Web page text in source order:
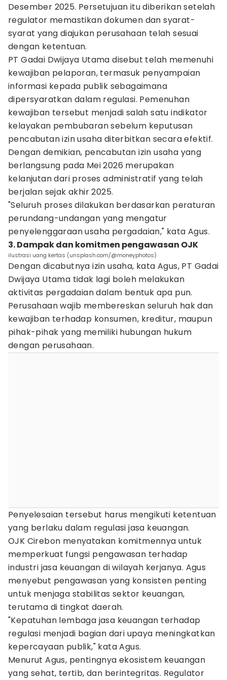
Desember 2025. Persetujuan itu diberikan setelah
regulator memastikan dokumen dan syarat-
syarat yang diajukan perusahaan telah sesuai
dengan ketentuan.
PT Gadai Dwijaya Utama disebut telah memenuhi
kewajiban pelaporan, termasuk penyampaian
informasi kepada publik sebagaimana
dipersyaratkan dalam regulasi. Pemenuhan
kewajiban tersebut menjadi salah satu indikator
kelayakan pembubaran sebelum keputusan
pencabutan izin usaha diterbitkan secara efektif.
Dengan demikian, pencabutan izin usaha yang
berlangsung pada Mei 2026 merupakan
kelanjutan dari proses administratif yang telah
berjalan sejak akhir 2025.
"Seluruh proses dilakukan berdasarkan peraturan
perundang-undangan yang mengatur
penyelenggaraan usaha pergadaian," kata Agus.
3. Dampak dan komitmen pengawasan OJK
ilustrasi uang kertas (unsplash.com/@moneyphotos)
Dengan dicabutnya izin usaha, kata Agus, PT Gadai
Dwijaya Utama tidak lagi boleh melakukan
aktivitas pergadaian dalam bentuk apa pun.
Perusahaan wajib membereskan seluruh hak dan
kewajiban terhadap konsumen, kreditur, maupun
pihak-pihak yang memiliki hubungan hukum
dengan perusahaan.
Penyelesaian tersebut harus mengikuti ketentuan
yang berlaku dalam regulasi jasa keuangan.
OJK Cirebon menyatakan komitmennya untuk
memperkuat fungsi pengawasan terhadap
industri jasa keuangan di wilayah kerjanya. Agus
menyebut pengawasan yang konsisten penting
untuk menjaga stabilitas sektor keuangan,
terutama di tingkat daerah.
"Kepatuhan lembaga jasa keuangan terhadap
regulasi menjadi bagian dari upaya meningkatkan
kepercayaan publik," kata Agus.
Menurut Agus, pentingnya ekosistem keuangan
yang sehat, tertib, dan berintegritas. Regulator